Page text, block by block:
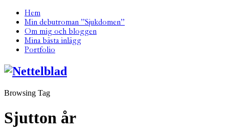
Hem
Min debutroman ”Sjukdomen”
Om mig och bloggen
Mina bästa inlägg
Portfolio
Browsing Tag
Sjutton år